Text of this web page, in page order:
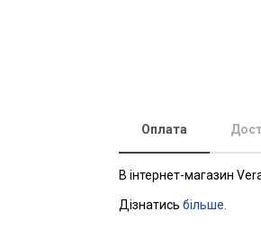
Оплата
В інтернет-магазин
Дізнатись більше.